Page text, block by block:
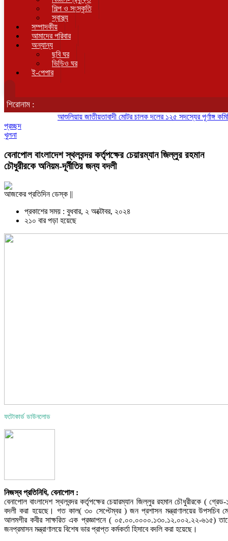
শিল্প ও সংস্কৃতি
স্বাস্থ্য
সম্পাদকীয়
আমাদের পরিবার
অন্যান্য
ছবি ঘর
ভিডিও ঘর
ই-পেপার
শিরোনাম :
আশুলিয়ায় জাতীয়তাবাদী মোটর চালক দলের ১২৫ সদস্যের পূর্ণাঙ্গ কমিটি ঘোষণা
প্রচ্ছদ
খুলনা
বেনাপোল বাংলাদেশ স্থলবন্দর কর্তৃপক্ষের চেয়ারম্যান জিল্লুর রহমান
চৌধুরীরকে অনিয়ম-দূর্নীতির জন্য বদলী
আজকের প্রতিদিন ডেস্ক ||
প্রকাশের সময় : বুধবার, ২ অক্টোবর, ২০২৪
২১০ বার পড়া হয়েছে
ফটোকার্ড ডাউনলোড
নিজস্ব প্রতিনিধি, বেনাপোল :
বেনাপোল বাংলাদেশ স্থলবন্দর কর্তৃপক্ষের চেয়ারম্যান জিল্লুর রহমান চৌধুরীরকে (
বদলী করা হয়েছে। গত কাল( ৩০ সেপ্টেম্বর ) জন প্রশাসন মন্ত্রাণালয়ের উপসচিব
আলমগীর কবীর সাক্ষরিত এক প্রজ্ঞাপনে ( ০৫.০০.০০০০.১৩০.১২.০০২.২২-৬১৫)
জনপ্রমাসন মন্ত্রাণালয়ে বিশেষ ভার প্রাপ্ত কর্মকর্তা হিসাবে বদলি করা হয়েছে।